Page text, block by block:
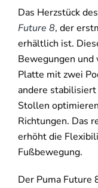
Das Herzstück
Future 8, der
erhältlich ist.
Bewegungen
Platte mit zwei
andere
Stollen
Richtungen. Das
erhöht die
Fußbewegung.
Der Puma Future